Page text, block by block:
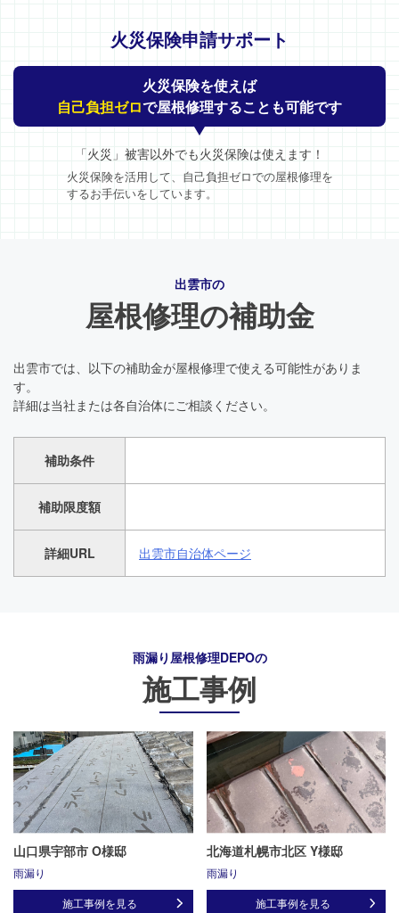
火災保険申請サポート
火災保険を使えば
自己負担ゼロで屋根修理することも可能です
「火災」被害以外でも火災保険は使えます！
火災保険を活用して、自己負担ゼロでの屋根修理を
するお手伝いをしています。
出雲市の
屋根修理の補助金
出雲市では、以下の補助金が屋根修理で使える可能性がありま
す。
詳細は当社または各自治体にご相談ください。
補助条件
補助限度額
詳細URL 出雲市自治体ページ
雨漏り屋根修理DEPOの
施工事例
山口県宇部市 O様邸
雨漏り
施工事例を見る
北海道札幌市北区 Y様邸
雨漏り
施工事例を見る